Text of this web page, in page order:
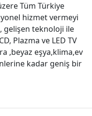
Tüm Türkiye
hizmet vermeyi
gelişen teknoloji ile
Plazma ve LED TV
,beyaz eşya,klima,ev
kadar geniş bir